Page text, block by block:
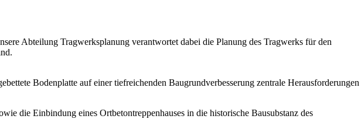
Abteilung Tragwerksplanung verantwortet dabei die Planung des Tragwerks für den
Bodenplatte auf einer tiefreichenden Baugrundverbesserung zentrale Herausforderungen
die Einbindung eines Ortbetontreppenhauses in die historische Bausubstanz des